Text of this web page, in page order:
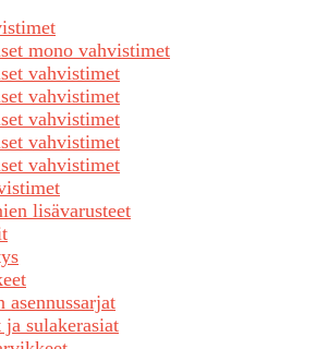
mono vahvistimet
vahvistimet
vahvistimet
vahvistimet
vahvistimet
vahvistimet
lisävarusteet
asennussarjat
ja sulakerasiat